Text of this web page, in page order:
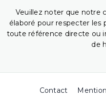
Veuillez noter que notre
élaboré pour respecter les
toute référence directe ou
de
Contact